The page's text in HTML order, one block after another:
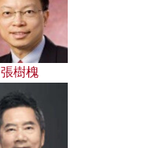
張樹槐